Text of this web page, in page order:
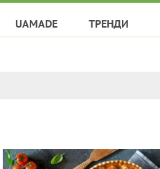
UAMADE ТРЕНДИ